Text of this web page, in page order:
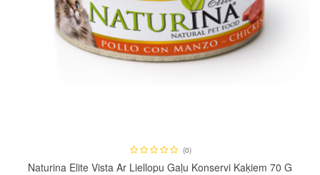
(0)
Naturina Elite Vista Ar Liellopu Gaļu Konservi Kaķiem 70 G